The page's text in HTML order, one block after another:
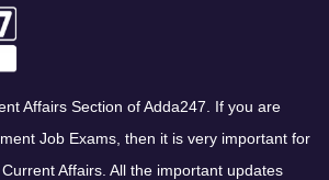
Affairs Section of Adda247. If you are
Job Exams, then it is very important for
Affairs. All the important updates